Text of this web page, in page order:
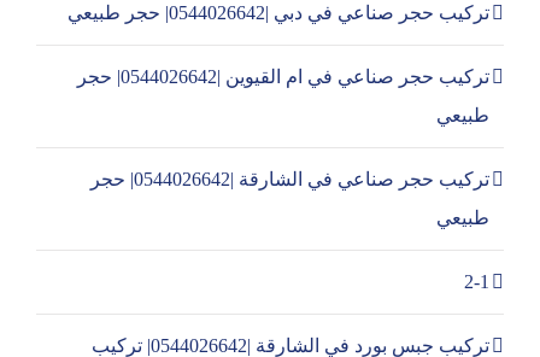
تركيب حجر صناعي في دبي |0544026642| حجر طبيعي
تركيب حجر صناعي في ام القيوين |0544026642| حجر
طبيعي
تركيب حجر صناعي في الشارقة |0544026642| حجر
طبيعي
2-1
تركيب جبس بورد في الشارقة |0544026642| تركيب